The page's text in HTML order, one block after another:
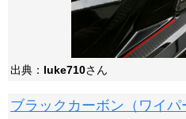
出典： luke710さん
ブラックカーボン（ワイパ